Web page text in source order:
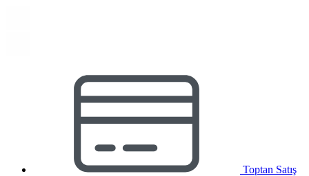
Toptan Satış